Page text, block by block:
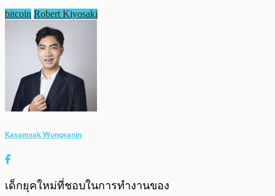
bitcoin Robert Kiyosaki
Kasamsak Wongsanin
เด็กยุคใหม่ที่ชอบในการทำงานของ